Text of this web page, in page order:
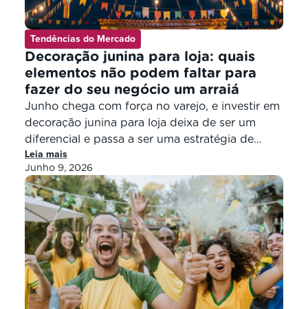
Tendências do Mercado
Decoração junina para loja: quais
elementos não podem faltar para
fazer do seu negócio um arraiá
Junho chega com força no varejo, e investir em
decoração junina para loja deixa de ser um
diferencial e passa a ser uma estratégia de
vendas. Em 2026, a festa junina e a Copa
acontecem praticamente no mesmo período —
de 11 de junho a 19 de julho — o que abre
espaço para uma […]
Leia mais
Junho 9, 2026